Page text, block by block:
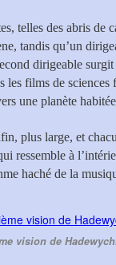
telles des abris de
tandis qu’un
dirigeable
les films de
une planète
plus large, et
ressemble à
haché de la
vision de